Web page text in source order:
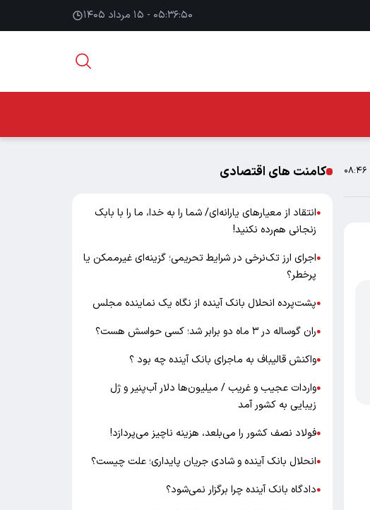
۰۵:۳۶:۵۱ - ۱۵ مرداد ۱۴۰۵
کامنت های اقتصادی
●انتقاد از معیارهای یارانه‌ای/ شما را به خدا، ما را با بابک
زنجانی هم‌رده نکنید!
●اجرای ارز تک‌نرخی در شرایط تحریمی؛ گزینه‌ای غیرممکن یا
پرخطر؟
●پشت‌پرده انحلال بانک آینده از نگاه یک نماینده مجلس
●ران گوساله در ۳ ماه دو برابر شد؛ کسی حواسش هست؟
●واکنش قالیباف به ماجرای بانک آینده چه بود ؟
●واردات عجیب و غریب / میلیون‌ها دلار آب‌پنیر و ژل
زیبایی به کشور آمد
●فولاد نصف کشور را می‌بلعد، هزینه ناچیز می‌پردازد!
●انحلال بانک آینده و شادی جریان پایداری؛ علت چیست؟
●دادگاه بانک آینده چرا برگزار نمی‌شود؟